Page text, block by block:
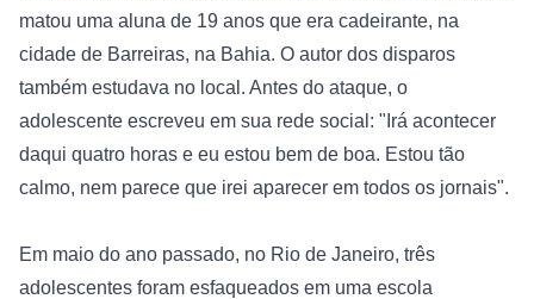
matou uma aluna de 19 anos que era cadeirante, na
cidade de Barreiras, na Bahia. O autor dos disparos
também estudava no local. Antes do ataque, o
adolescente escreveu em sua rede social: "Irá acontecer
daqui quatro horas e eu estou bem de boa. Estou tão
calmo, nem parece que irei aparecer em todos os jornais".
Em maio do ano passado, no Rio de Janeiro, três
adolescentes foram esfaqueados em uma escola